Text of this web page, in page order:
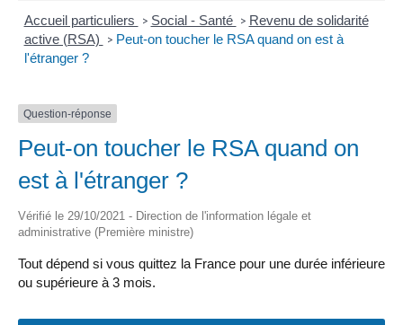
Accueil particuliers > Social - Santé > Revenu de solidarité
active (RSA)
> Peut-on toucher le RSA quand on est à
l'étranger ?
Question-réponse
Peut-on toucher le RSA quand on
est à l'étranger ?
Vérifié le 29/10/2021 - Direction de l'information légale et
administrative (Première ministre)
Tout dépend si vous quittez la France pour une durée inférieure
ou supérieure à 3 mois.